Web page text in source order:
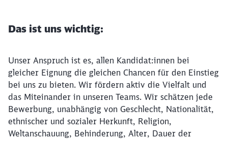
Das ist uns wichtig:
Unser Anspruch ist es, allen Kandidat:innen bei
gleicher Eignung die gleichen Chancen für den Einstieg
bei uns zu bieten. Wir fördern aktiv die Vielfalt und
das Miteinander in unseren Teams. Wir schätzen jede
Bewerbung, unabhängig von Geschlecht, Nationalität,
ethnischer und sozialer Herkunft, Religion,
Weltanschauung, Behinderung, Alter, Dauer der